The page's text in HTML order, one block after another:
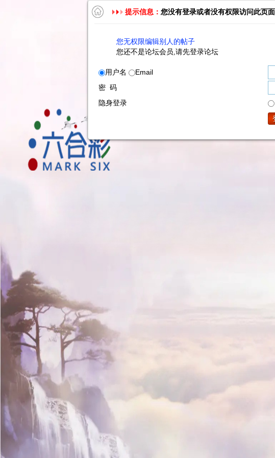
提示信息： 您没有登录或者没有权限访问此页面
您无权限编辑别人的帖子
您还不是论坛会员,请先登录论坛
用户名
Email
密 码
隐身登录